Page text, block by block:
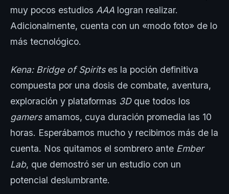
muy pocos estudios AAA logran realizar.
Adicionalmente, cuenta con un «modo foto» de lo
más tecnológico.
Kena: Bridge of Spiritses la poción definitiva
compuesta por una dosis de combate, aventura,
exploración y plataformas 3D que todos los
gamers amamos, cuya duración promedia las 10
horas. Esperábamos mucho y recibimos más de la
cuenta. Nos quitamos el sombrero ante Ember
Lab, que demostró ser un estudio con un
potencial deslumbrante.